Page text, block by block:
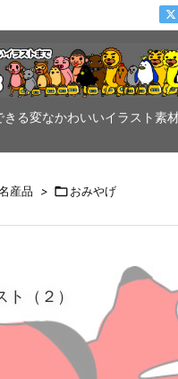
る変なかわいいイラスト素
産品 > おみやげ
（２）